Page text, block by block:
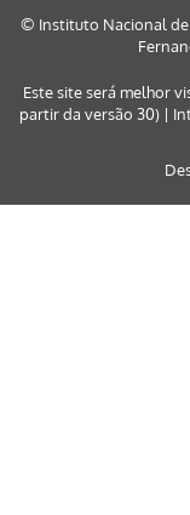
© Instituto Nacional de
Este site será melhor
partir da versão 30) |